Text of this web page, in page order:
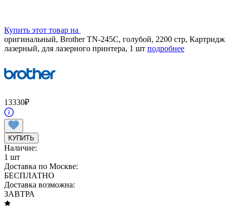
Купить этот товар на
оригинальный, Brother TN-245C, голубой, 2200 стр, Картридж
лазерный, для лазерного принтера, 1 шт подробнее
13330₽
КУПИТЬ
Наличие:
1 шт
Доставка по Москве:
БЕСПЛАТНО
Доставка возможна:
ЗАВТРА